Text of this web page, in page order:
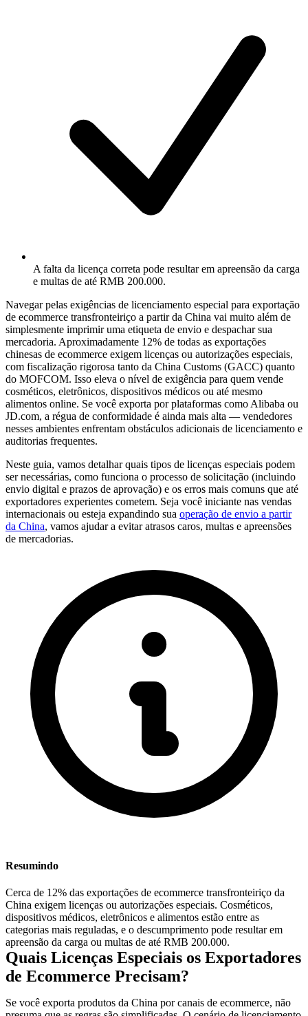
A falta da licença correta pode resultar em apreensão da carga
e multas de até RMB 200.000.
Navegar pelas exigências de licenciamento especial para exportação
de ecommerce transfronteiriço a partir da China vai muito além de
simplesmente imprimir uma etiqueta de envio e despachar sua
mercadoria. Aproximadamente 12% de todas as exportações
chinesas de ecommerce exigem licenças ou autorizações especiais,
com fiscalização rigorosa tanto da China Customs (GACC) quanto
do MOFCOM. Isso eleva o nível de exigência para quem vende
cosméticos, eletrônicos, dispositivos médicos ou até mesmo
alimentos online. Se você exporta por plataformas como Alibaba ou
JD.com, a régua de conformidade é ainda mais alta — vendedores
nesses ambientes enfrentam obstáculos adicionais de licenciamento e
auditorias frequentes.
Neste guia, vamos detalhar quais tipos de licenças especiais podem
ser necessárias, como funciona o processo de solicitação (incluindo
envio digital e prazos de aprovação) e os erros mais comuns que até
exportadores experientes cometem. Seja você iniciante nas vendas
internacionais ou esteja expandindo sua operação de envio a partir
da China, vamos ajudar a evitar atrasos caros, multas e apreensões
de mercadorias.
Resumindo
Cerca de 12% das exportações de ecommerce transfronteiriço da
China exigem licenças ou autorizações especiais. Cosméticos,
dispositivos médicos, eletrônicos e alimentos estão entre as
categorias mais reguladas, e o descumprimento pode resultar em
apreensão da carga ou multas de até RMB 200.000.
Quais Licenças Especiais os Exportadores
de Ecommerce Precisam?
Se você exporta produtos da China por canais de ecommerce, não